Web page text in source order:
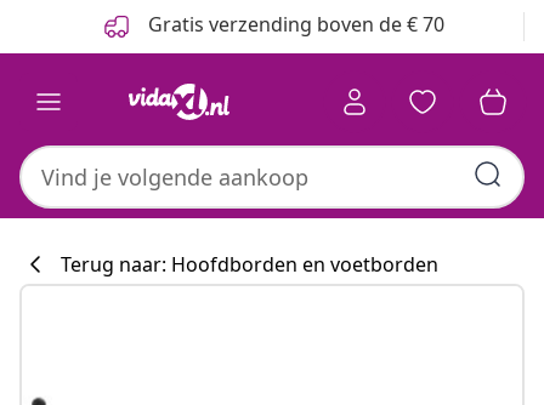
Gratis verzending boven de € 70
Terug naar: Hoofdborden en voetborden